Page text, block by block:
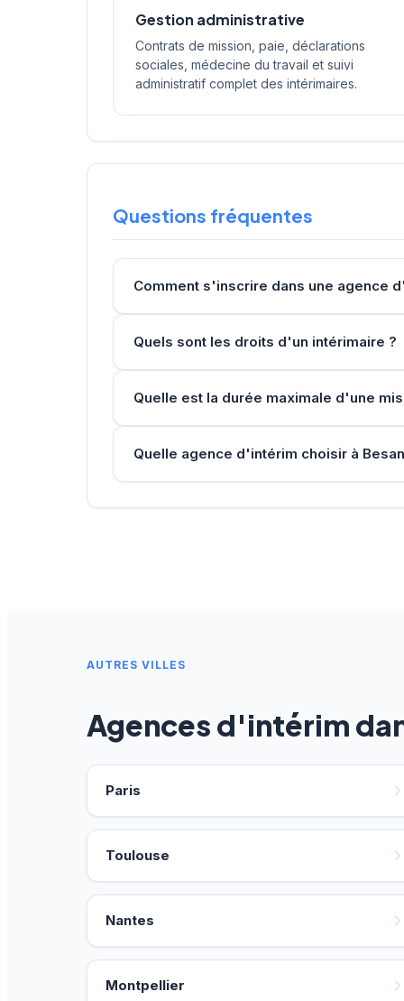
Gestion administrative
Contrats de mission, paie, déclarations
sociales, médecine du travail et suivi
administratif complet des intérimaires.
Questions fréquentes
Comment s'inscrire dans une agence
Quels sont les droits d'un intérimaire ?
Quelle est la durée maximale d'une
Quelle agence d'intérim choisir à
AUTRES VILLES
Agences d'intérim
Paris
Toulouse
Nantes
Montpellier